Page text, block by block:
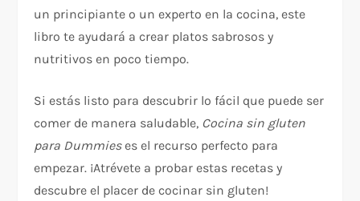
un principiante o un experto en la cocina, este
libro te ayudará a crear platos sabrosos y
nutritivos en poco tiempo.
Si estás listo para descubrir lo fácil que puede ser
comer de manera saludable, Cocina sin gluten
para Dummieses el recurso perfecto para
empezar. ¡Atrévete a probar estas recetas y
descubre el placer de cocinar sin gluten!